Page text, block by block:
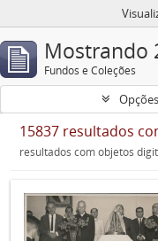
Mostrando
Fundos e Coleções
15837 resultados
resultados com objetos